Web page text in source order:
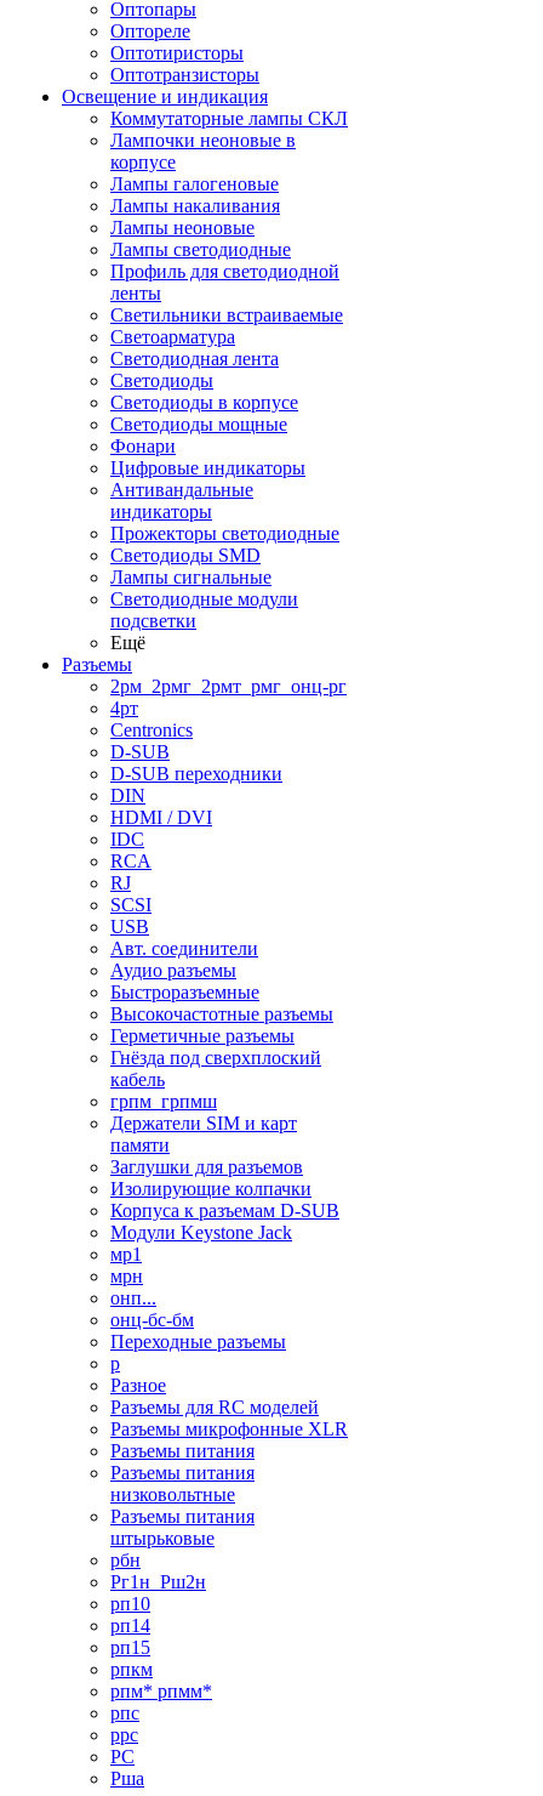
Оптопары
Оптореле
Оптотиристоры
Оптотранзисторы
Освещение и индикация
Коммутаторные лампы СКЛ
Лампочки неоновые в
корпусе
Лампы галогеновые
Лампы накаливания
Лампы неоновые
Лампы светодиодные
Профиль для светодиодной
ленты
Светильники встраиваемые
Светоарматура
Светодиодная лента
Светодиоды
Светодиоды в корпусе
Светодиоды мощные
Фонари
Цифровые индикаторы
Антивандальные
индикаторы
Прожекторы светодиодные
Светодиоды SMD
Лампы сигнальные
Светодиодные модули
подсветки
Ещё
Разъемы
2рм_2рмг_2рмт_рмг_онц-рг
4рт
Centronics
D-SUB
D-SUB переходники
DIN
HDMI / DVI
IDC
RCA
RJ
SCSI
USB
Авт. соединители
Аудио разъемы
Быстроразъемные
Высокочастотные разъемы
Герметичные разъемы
Гнёзда под сверхплоский
кабель
грпм_грпмш
Держатели SIM и карт
памяти
Заглушки для разъемов
Изолирующие колпачки
Корпуса к разъемам D-SUB
Модули Keystone Jack
мр1
мрн
онп...
онц-бс-бм
Переходные разъемы
р
Разное
Разъемы для RC моделей
Разъемы микрофонные XLR
Разъемы питания
Разъемы питания
низковольтные
Разъемы питания
штырьковые
рбн
Рг1н_Рш2н
рп10
рп14
рп15
рпкм
рпм* рпмм*
рпс
ррс
РС
Рша